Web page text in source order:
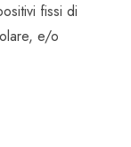
fissi di
e/o